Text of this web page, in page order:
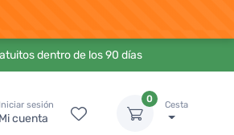
dentro de los 90 días
Iniciar sesión
Mi cuenta
0
Cesta